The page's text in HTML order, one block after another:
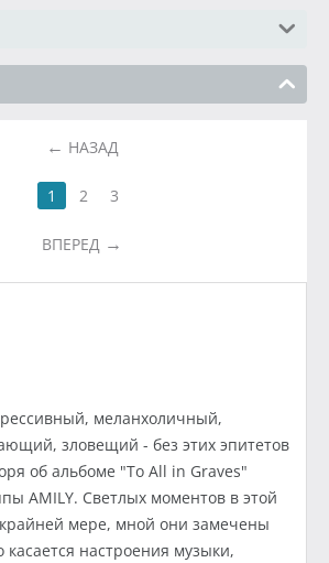
НАЗАД
1 2 3
ВПЕРЕД
меланхоличный,
зловещий - без этих эпитетов
об альбоме "To All in Graves"
AMILY. Светлых моментов в этой
мере, мной они замечены
настроения музыки,